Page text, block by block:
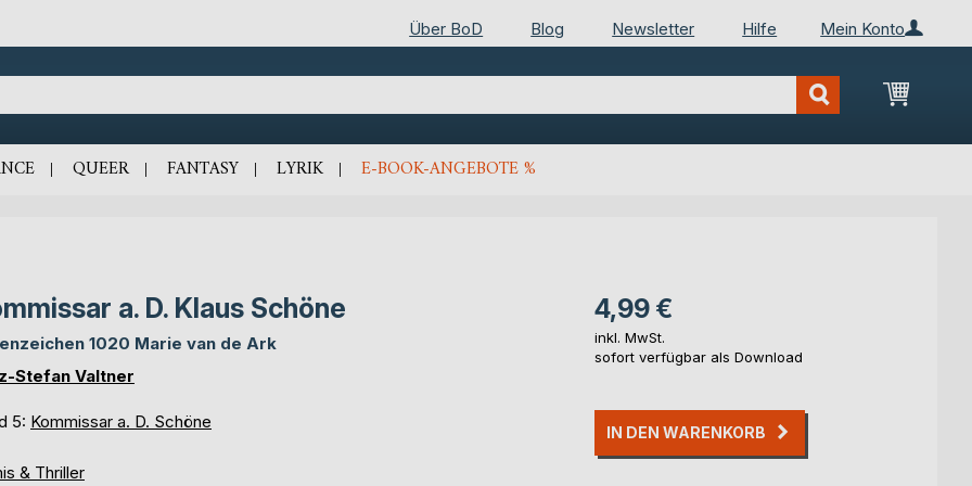
Mein Konto
Über BoD Blog Newsletter Hilfe
Mein
QUEER FANTASY LYRIK E-BOOK-ANGEBOTE %
a. D. Klaus Schöne
1020 Marie van de Ark
Stefan Valtner
5: Kommissar a. D. Schöne
& Thriller
4,99 €
inkl. MwSt.
sofort verfügbar als Download
IN DEN WARENKORB